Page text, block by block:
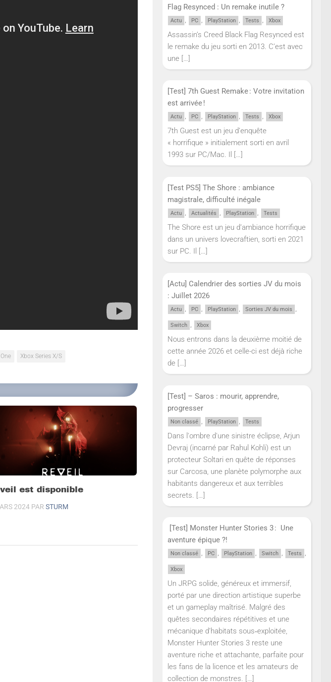
Xbox Series X/S
est disponible
2024 PARSTURM
Flag Resynced : Un remake inutile ?
Actu , PC , PlayStation , Tests , Xbox
Assassin’s Creed Black Flag Resynced est
le remake du jeu sorti en 2013. C’est avec
une […]
[Test] 7th Guest Remake : Votre invitation
est arrivée !
Actu , PC , PlayStation , Tests , Xbox
7th Guest est un jeu d’enquête
« horrifique » initialement sorti en avril
1993 sur PC/Mac. Il
[…]
[Test PS5] The Shore : ambiance
magistrale, difficulté inégale
Actu , Actualités , PlayStation , Tests
The Shore est un jeu d’ambiance horrifique
dans un univers lovecraftien, sorti en 2021
sur PC. Il […]
[Actu] Calendrier des sorties JV du mois
: Juillet 2026
Actu , PC , PlayStation , Sorties JV du mois ,
Switch , Xbox
Nous entrons dans la deuxième moitié de
cette année 2026 et celle-ci est déjà riche
de […]
[Test] – Saros : mourir, apprendre,
progresser
Non classé , PlayStation , Tests
Dans l'ombre d'une sinistre éclipse, Arjun
Devraj (incarné par Rahul Kohli) est un
protecteur Soltari en quête de réponses
sur Carcosa, une planète polymorphe aux
habitants dangereux et aux terribles
secrets. […]
[Test] Monster Hunter Stories 3 : Une
aventure épique ?!
Non classé , PC , PlayStation , Switch , Tests ,
Xbox
Un JRPG solide, généreux et immersif,
porté par une direction artistique superbe
et un gameplay maîtrisé. Malgré des
quêtes secondaires répétitives et une
mécanique d’habitats sous‑exploitée,
Monster Hunter Stories 3 reste une
aventure riche et attachante, parfaite pour
les fans de la licence et les amateurs de
collection de monstres. […]